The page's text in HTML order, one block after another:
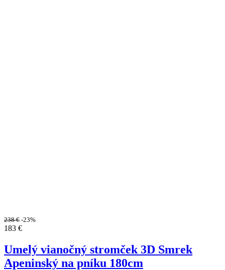
238€ -23%
183 €
Umelý vianočný stromček 3D Smrek
Apeninský na pníku 180cm